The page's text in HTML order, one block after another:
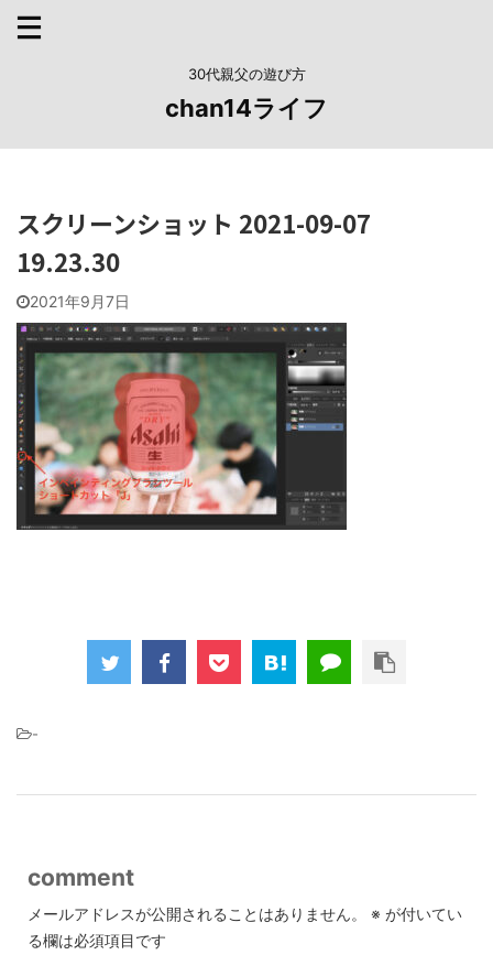
30代親父の遊び方
chan14ライフ
スクリーンショット 2021-09-07
19.23.30
2021年9月7日
-
comment
メールアドレスが公開されることはありません。 ※ が付いてい
る欄は必須項目です